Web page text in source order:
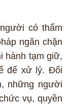
có thẩm
ngăn chặn
hành tạm giữ,
để xử lý. Đối
những người
vụ, quyền